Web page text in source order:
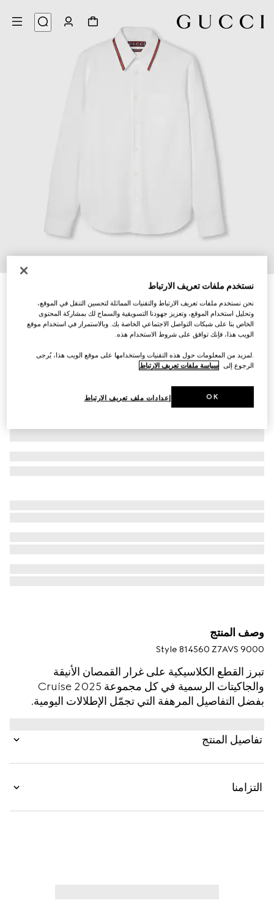
قميص من قطن أكسفورد مع شريط ويب
تنويعاتأبيض
وصف المنتج
Style ‎814560 Z7AVS 9000
تبرز القطع الكلاسيكية على غرار القمصان الأنيقة
والجاكيتات الرسمية في كل مجموعة Cruise 2025
بفضل التفاصيل المرهفة التي تجمّل الإطلالات اليومية.
تفاصيل المنتج
التزامنا
نستخدم ملفات تعريف الارتباط
نحن نستخدم ملفات تعريف الارتباط والتقنيات المماثلة لتحسين التنقل في الموقع،
وتحليل استخدام الموقع، وتعزيز جهودنا التسويقية والسماح لك بمشاركة المحتوى
الخاص بنا على شبكات التواصل الاجتماعي الخاصة بك. وبالاستمرار في استخدام موقع
الويب هذا، فإنك توافق على شروط الاستخدام هذه.
.لمزيد من المعلومات حول هذه التقنيات واستخدامها على موقع الويب هذا، يُرجى
الرجوع إلى سياسة ملفات تعريف الارتباط
إعدادات ملف تعريف الارتباط OK